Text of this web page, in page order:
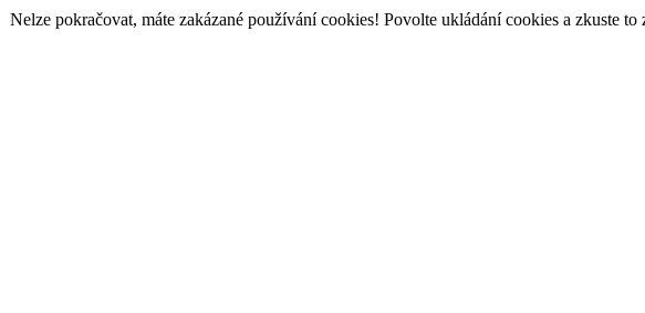
Nelze pokračovat, máte zakázané používání cookies! Povolte ukládání cookies a zkuste to